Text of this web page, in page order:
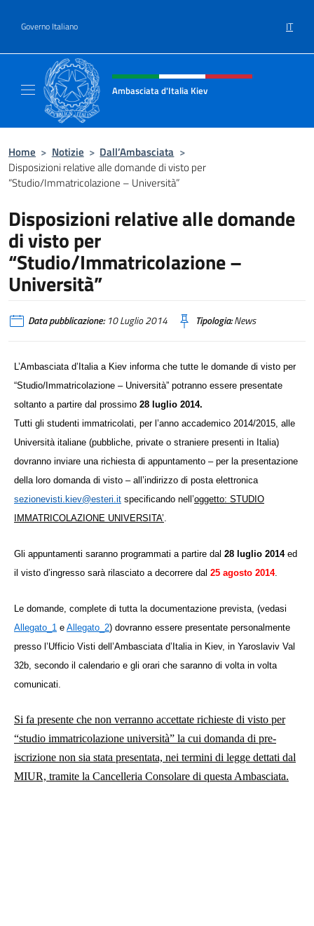
Governo Italiano IT
Intestazione sito, social e menù
Ambasciata d'Italia Kiev
Home > Notizie > Dall’Ambasciata >
Disposizioni relative alle domande di visto per
“Studio/Immatricolazione – Università”
Disposizioni relative alle domande
di visto per
“Studio/Immatricolazione –
Università”
Data pubblicazione:10 Luglio 2014 Tipologia:News
L’Ambasciata d’Italia a Kiev informa che tutte le domande di visto per
“Studio/Immatricolazione – Università” potranno essere presentate
soltanto a partire dal prossimo 28 luglio 2014.
Tutti gli studenti immatricolati, per l’anno accademico 2014/2015, alle
Università italiane (pubbliche, private o straniere presenti in Italia)
dovranno inviare una richiesta di appuntamento – per la presentazione
della loro domanda di visto – all’indirizzo di posta elettronica
sezionevisti.kiev@esteri.it specificando nell’oggetto: STUDIO
IMMATRICOLAZIONE UNIVERSITA’.
Gli appuntamenti saranno programmati a partire dal 28 luglio 2014ed
il visto d’ingresso sarà rilasciato a decorrere dal 25 agosto 2014.
Le domande, complete di tutta la documentazione prevista, (vedasi
Allegato_1 e Allegato_2) dovranno essere presentate personalmente
presso l’Ufficio Visti dell’Ambasciata d’Italia in Kiev, in Yaroslaviv Val
32b, secondo il calendario e gli orari che saranno di volta in volta
comunicati.
Si fa presente che non verranno accettate richieste di visto per
“studio immatricolazione università” la cui domanda di pre-
iscrizione non sia stata presentata, nei termini di legge dettati dal
MIUR, tramite la Cancelleria Consolare di questa Ambasciata.